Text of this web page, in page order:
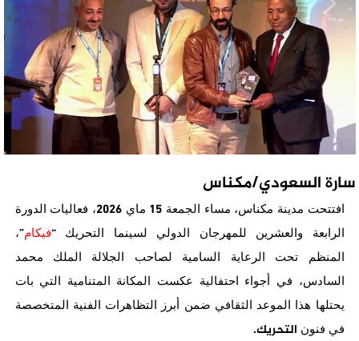
سارة السعودي/مكناس
افتتحت مدينة مكناس، مساء الجمعة 15 ماي 2026، فعاليات الدورة
الرابعة
والعشرين للمهرجان الدولي لسينما التحريك “فيكام”،
المنظم
تحت الرعاية السامية لصاحب الجلالة الملك
محمد
السادس، في أجواء احتفالية عكست المكانة المتنامية التي بات
يحتلها هذا الموعد الثقافي ضمن أبرز التظاهرات الفنية المتخصصة
في فنون التحريك.